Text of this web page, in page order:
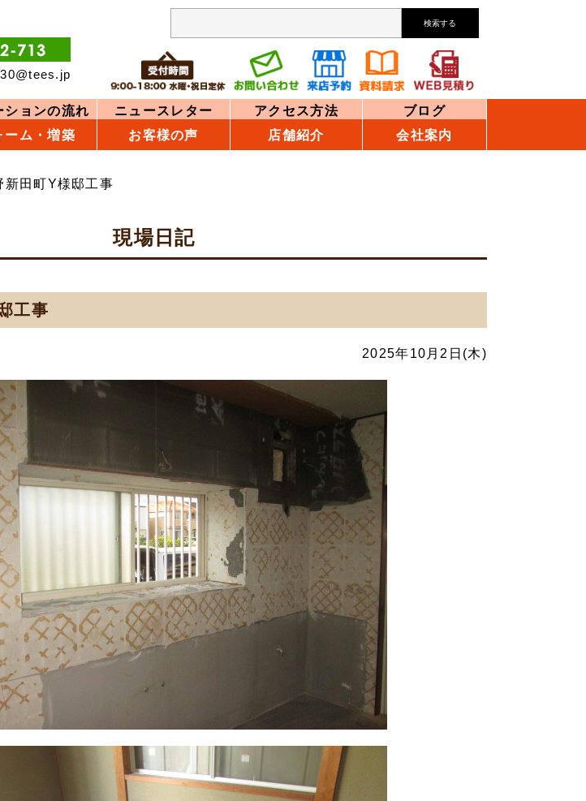
検索する
ションの流れ ニュースレター アクセス方法
ブログ
ーム・増築 お客様の声 店舗紹介 会社案内
新田町Y様邸工事
現場日記
工事
2025年10月2日(木)